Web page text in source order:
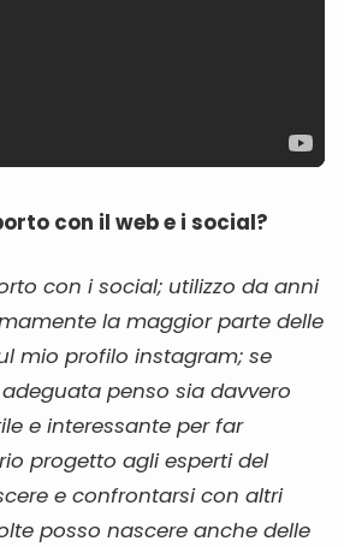
con il web e i social?
con i social; utilizzo da anni
la maggior parte delle
mio profilo instagram; se
penso sia davvero
e interessante per far
progetto agli esperti del
e confrontarsi con altri
posso nascere anche delle